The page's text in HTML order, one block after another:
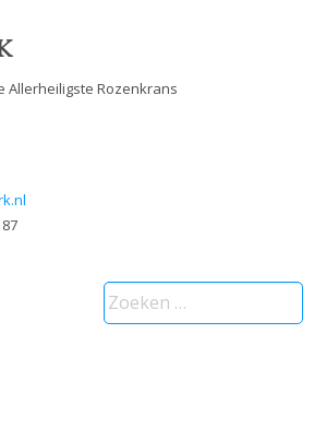
Allerheiligste Rozenkrans
Zoeken
naar: